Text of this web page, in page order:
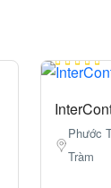
Phước
Tràm